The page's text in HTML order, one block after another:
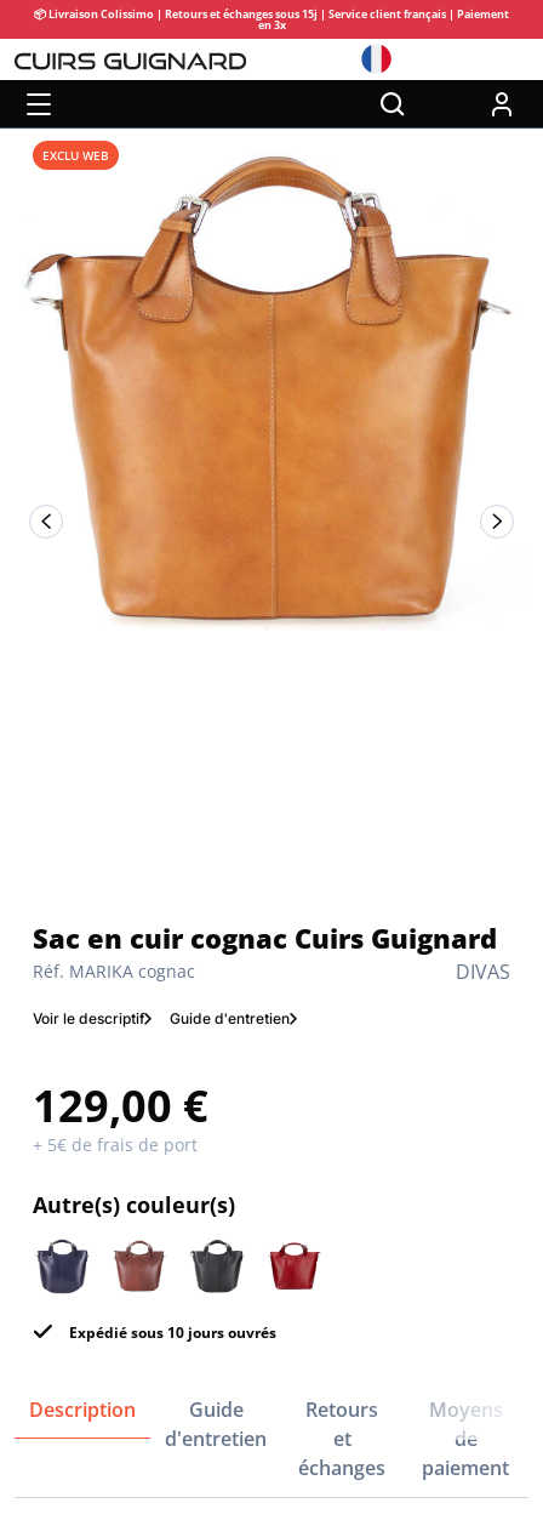
📦 Livraison Colissimo | Retours et échanges sous 15j | Service client français | Paiement
en 3x
DIVAS
Réf. MARIKA cognac
Sac en cuir cognac Cuirs Guignard
Voir le descriptif Guide d'entretien
129,00 €
+ 5€ de frais de port
Autre(s) couleur(s)
Expédié sous 10 jours ouvrés
EXCLU WEB
Description
Guide
d'entretien
Retours
et
échanges
Moyens
de
paiement